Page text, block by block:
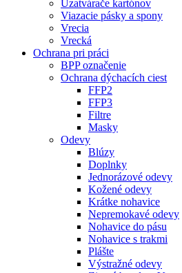
Uzatvárače kartónov
Viazacie pásky a spony
Vrecia
Vrecká
Ochrana pri práci
BPP označenie
Ochrana dýchacích ciest
FFP2
FFP3
Filtre
Masky
Odevy
Blúzy
Doplnky
Jednorázové odevy
Kožené odevy
Krátke nohavice
Nepremokavé odevy
Nohavice do pásu
Nohavice s trakmi
Plášte
Výstražné odevy